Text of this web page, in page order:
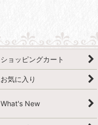
ショッピングカート
お気に入り
What's New